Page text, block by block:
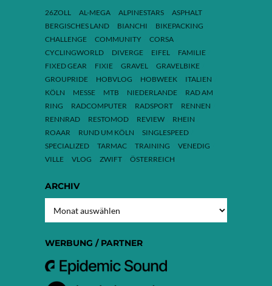
26ZOLL AL-MEGA ALPINESTARS
ASPHALT
BERGISCHES LAND
BIANCHI
BIKEPACKING
CHALLENGE
COMMUNITY
CORSA
CYCLINGWORLD
DIVERGE EIFEL
FAMILIE
FIXED GEAR
FIXIE GRAVEL
GRAVELBIKE
GROUPRIDE
HOBVLOG HOBWEEK
ITALIEN
KÖLN
MESSE MTB NIEDERLANDE
RAD AM
RING
RADCOMPUTER RADSPORT
RENNEN
RENNRAD
RESTOMOD REVIEW
RHEIN
ROAAR
RUND UM KÖLN
SINGLESPEED
SPECIALIZED
TARMAC TRAINING
VENEDIG
VILLE
VLOG ZWIFT ÖSTERREICH
ARCHIV
WERBUNG / PARTNER